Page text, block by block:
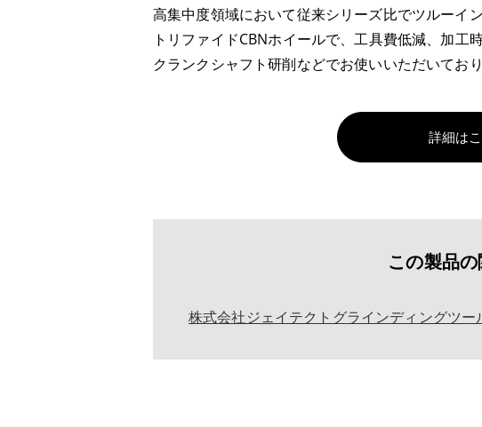
高集中度領域において従来シリーズ比でツルーイ
トリファイドCBNホイールで、工具費低減、加
クランクシャフト研削などでお使いいただいており
詳細は
この製品
株式会社ジェイテクトグラインディングツ